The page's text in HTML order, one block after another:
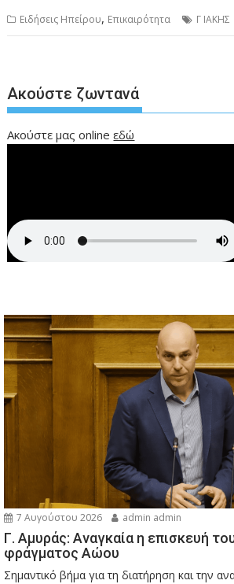
Ειδήσεις Ηπείρου, Επικαιρότητα Γ ΙΑΚΗΣ
Ακούστε ζωντανά
Ακούστε μας onlineεδώ
7 Αυγούστου 2026 admin admin
Γ. Αμυράς: Αναγκαία η επισκευή
φράγματος Αώου
Σημαντικό βήμα για τη διατήρηση και την